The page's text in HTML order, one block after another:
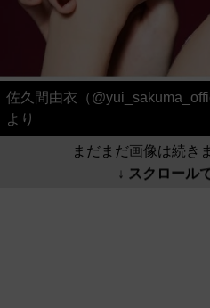
佐久間由衣（
より
まだまだ画像は続き
↓ スクロール